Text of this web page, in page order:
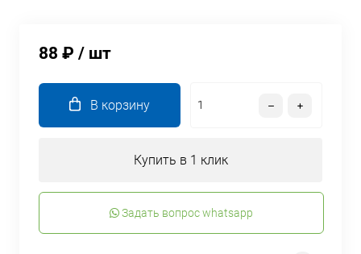
88 ₽ / шт
В корзину
Купить в 1 клик
Задать вопрос whatsapp